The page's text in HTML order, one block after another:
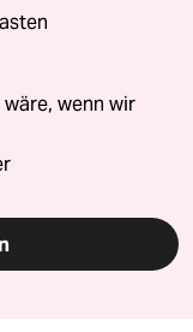
wäre, wenn wir